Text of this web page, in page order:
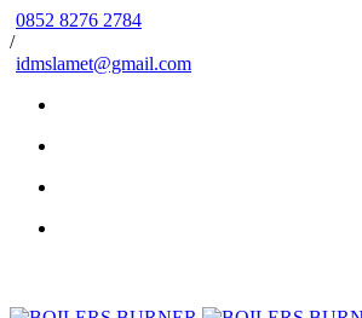
0852 8276 2784
/
idmslamet@gmail.com